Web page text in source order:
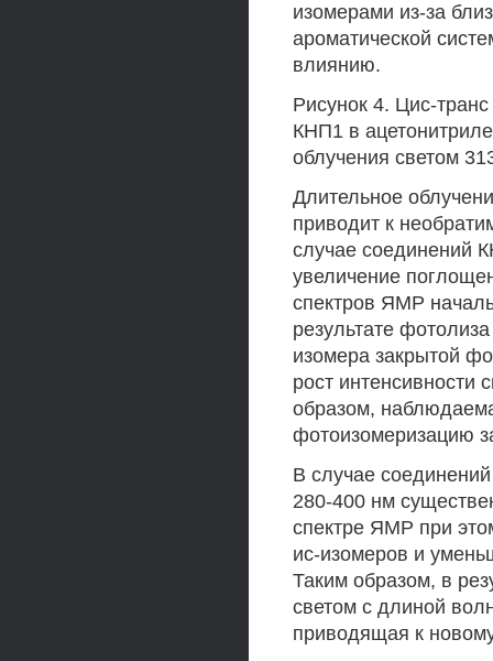
изомерами из-за
ароматической
влиянию.
Рисунок 4. Цис-
КНП1 в
облучения светом
Длительное
приводит к
случае соединений
увеличение
спектров ЯМР
результате
изомера закрытой
рост интенсивности
образом,
фотоизомеризацию
В случае
280-400 нм
спектре ЯМР при
ис-изомеров и
Таким образом, в
светом с длиной
приводящая к